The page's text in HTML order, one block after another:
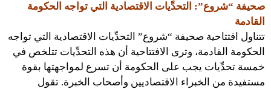
صحيفة “شروع”: التحدِّيات الاقتصادية التي تواجه الحكومة
القادمة
تتناول افتتاحية صحيفة “شروع” التحدِّيات الاقتصادية التي تواجه
الحكومة القادمة، وترى الافتتاحية أن هذه التحدِّيات تتلخص في
خمسة تحدِّيات يجب على الحكومة أن تسرع لمواجهتها بقوة
مستفيدة من الخبراء الاقتصاديين وأصحاب الخبرة. تقول